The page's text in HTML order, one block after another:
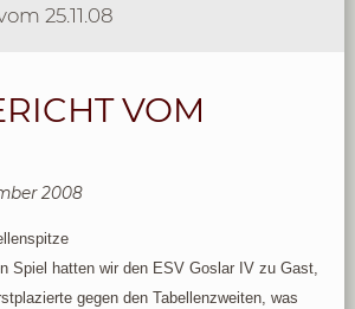
25.11.08
VOM
2008
Spiel hatten wir den ESV Goslar IV zu Gast,
gegen den Tabellenzweiten, was